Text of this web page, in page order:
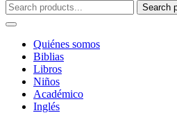
Search
Quiénes somos
Biblias
Libros
Niños
Académico
Inglés